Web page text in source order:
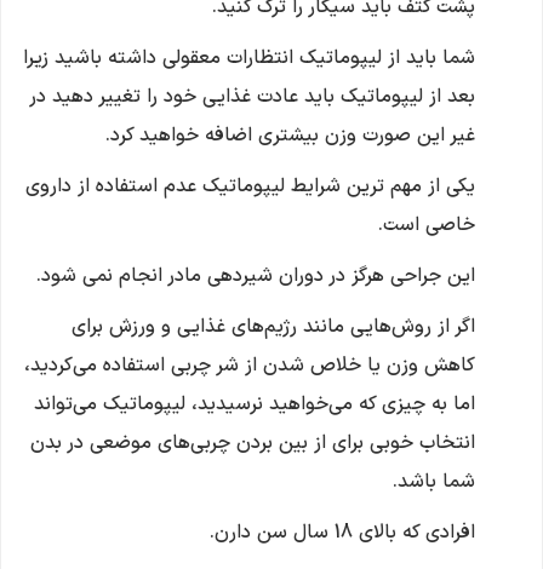
پشت کتف باید سیگار را ترک کنید.
شما باید از لیپوماتیک انتظارات معقولی داشته باشید زیرا
بعد از لیپوماتیک باید عادت غذایی خود را تغییر دهید در
غیر این صورت وزن بیشتری اضافه خواهید کرد.
یکی از مهم ترین شرایط لیپوماتیک عدم استفاده از داروی
خاصی است.
این جراحی هرگز در دوران شیردهی مادر انجام نمی شود.
اگر از روش‌هایی مانند رژیم‌های غذایی و ورزش برای
کاهش وزن یا خلاص شدن از شر چربی استفاده می‌کردید،
اما به چیزی که می‌خواهید نرسیدید، لیپوماتیک می‌تواند
انتخاب خوبی برای از بین بردن چربی‌های موضعی در بدن
شما باشد.
افرادی که بالای 18 سال سن دارن.